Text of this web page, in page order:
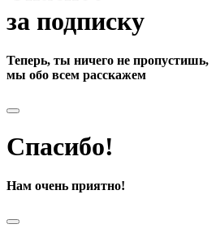
за подписку
Теперь, ты ничего не пропустишь,
мы обо всем расскажем
Спасибо!
Нам очень приятно!